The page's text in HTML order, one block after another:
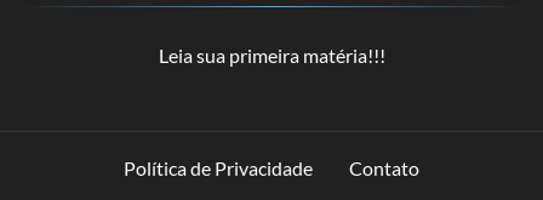
Leia sua primeira matéria!!!
Política de Privacidade Contato